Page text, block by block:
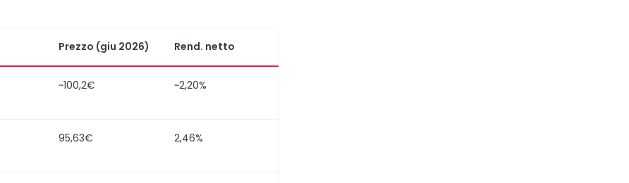
Prezzo (giu 2026) Rend. netto
~100,2€ ~2,20%
95,63€ 2,46%